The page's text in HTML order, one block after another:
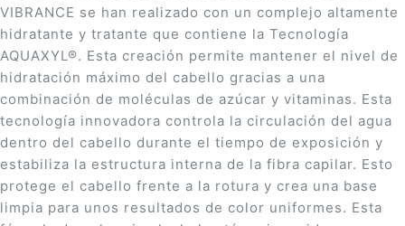
VIBRANCE se han realizado con un complejo altamente
hidratante y tratante que contiene la Tecnología
AQUAXYL®. Esta creación permite mantener el nivel de
hidratación máximo del cabello gracias a una
combinación de moléculas de azúcar y vitaminas. Esta
tecnología innovadora controla la circulación del agua
dentro del cabello durante el tiempo de exposición y
estabiliza la estructura interna de la fibra capilar. Esto
protege el cabello frente a la rotura y crea una base
limpia para unos resultados de color uniformes. Esta